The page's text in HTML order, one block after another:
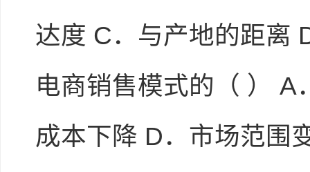
达度 C．与产地的距离
电商销售模式的（ ）
成本下降 D．市场范围